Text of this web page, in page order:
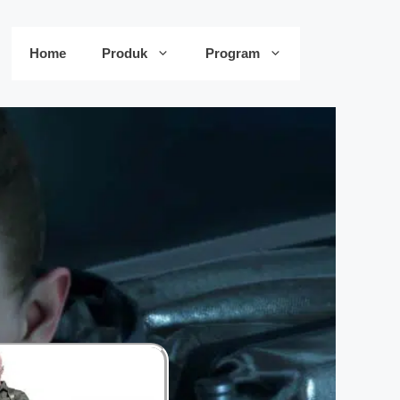
Home Produk Program